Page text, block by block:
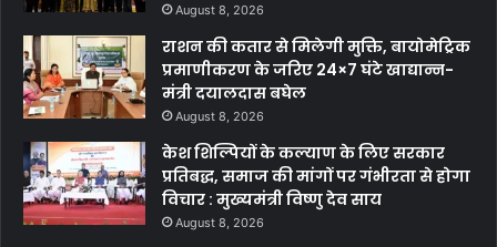
August 8, 2026
राशन की कतार से मिलेगी मुक्ति, बायोमेट्रिक
प्रमाणीकरण के जरिए 24×7 घंटे खाद्यान्न-
मंत्री दयालदास बघेल
August 8, 2026
केश शिल्पियों के कल्याण के लिए सरकार
प्रतिबद्ध, समाज की मांगों पर गंभीरता से होगा
विचार : मुख्यमंत्री विष्णु देव साय
August 8, 2026